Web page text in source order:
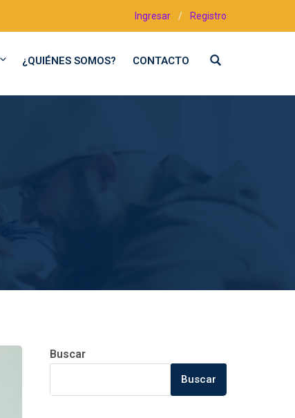
Ingresar / Registro
¿QUIÉNES SOMOS? CONTACTO
Buscar
Buscar